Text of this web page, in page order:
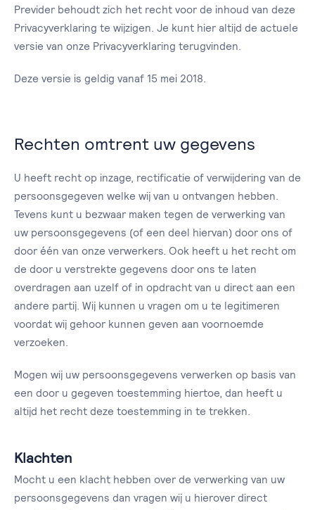
Previder behoudt zich het recht voor de inhoud van deze
Privacyverklaring te wijzigen. Je kunt hier altijd de actuele
versie van onze Privacyverklaring terugvinden.
Deze versie is geldig vanaf 15 mei 2018.
Rechten omtrent uw gegevens
U heeft recht op inzage, rectificatie of verwijdering van de
persoonsgegeven welke wij van u ontvangen hebben.
Tevens kunt u bezwaar maken tegen de verwerking van
uw persoonsgegevens (of een deel hiervan) door ons of
door één van onze verwerkers. Ook heeft u het recht om
de door u verstrekte gegevens door ons te laten
overdragen aan uzelf of in opdracht van u direct aan een
andere partij. Wij kunnen u vragen om u te legitimeren
voordat wij gehoor kunnen geven aan voornoemde
verzoeken.
Mogen wij uw persoonsgegevens verwerken op basis van
een door u gegeven toestemming hiertoe, dan heeft u
altijd het recht deze toestemming in te trekken.
Klachten
Mocht u een klacht hebben over de verwerking van uw
persoonsgegevens dan vragen wij u hierover direct